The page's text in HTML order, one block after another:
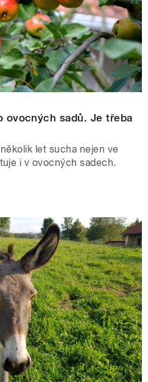
ovocných sadů. Je třeba
let sucha nejen ve
i v ovocných sadech.